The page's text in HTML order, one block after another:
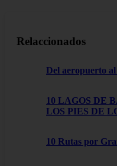
Relaccionados
Del aeropuerto
10 LAGOS DE
LOS PIES DE
10 Rutas por